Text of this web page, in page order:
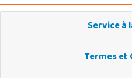
Service à
Termes